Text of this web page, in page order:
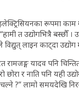
रूपमा
त उद्योगभित्रै बस्छौँ
विद्युत् लाइन काट्दा
रामजङ्ग यादव पनि
र नाति पनि यही
चल्ने ?” लामो समयदेखि